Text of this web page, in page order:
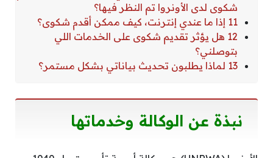
شكوى لدى الأونروا تم النظر فيها؟
11 إذا ما عندي إنترنت، كيف ممكن أقدم شكوى؟
12 هل يؤثر تقديم شكوى على الخدمات اللي
بتوصلني؟
13 لماذا يطلبون تحديث بياناتي بشكل مستمر؟
نبذة عن الوكالة وخدماتها